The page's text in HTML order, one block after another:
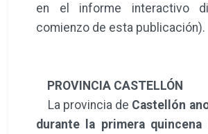
en el informe interactivo
comienzo de esta publicación).
PROVINCIA CASTELLÓN
La provincia de Castellón
durante la primera